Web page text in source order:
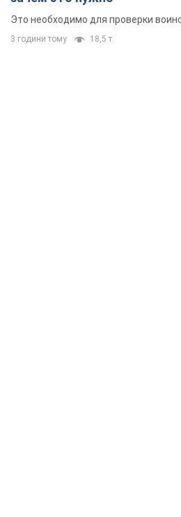
Это необходимо для проверки
3 години тому 18,5 т.